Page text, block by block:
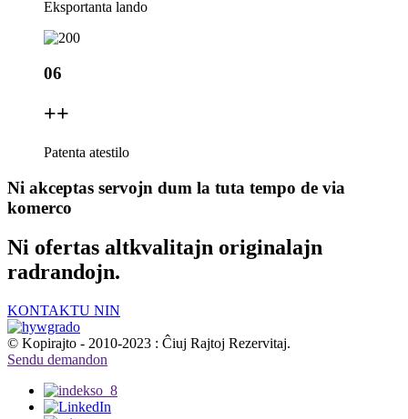
Eksportanta lando
06
++
Patenta atestilo
Ni akceptas servojn dum la tuta tempo de via
komerco
Ni ofertas altkvalitajn originalajn
radrandojn.
KONTAKTU NIN
© Kopirajto - 2010-2023 : Ĉiuj Rajtoj Rezervitaj.
Sendu demandon